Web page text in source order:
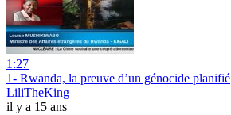
1:27
1- Rwanda, la preuve d’un génocide planifié
LiliTheKing
il y a 15 ans